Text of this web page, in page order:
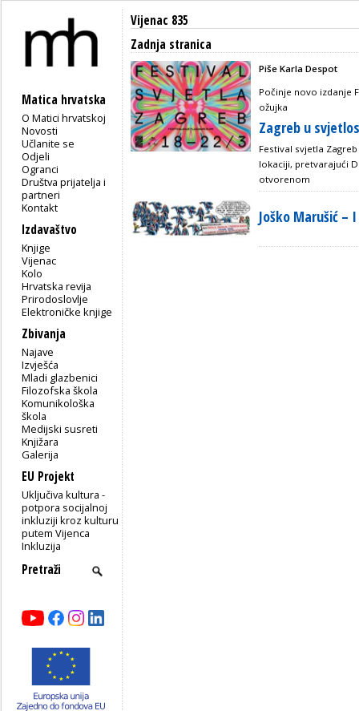
Matica hrvatska
O Matici hrvatskoj
Novosti
Učlanite se
Odjeli
Ogranci
Društva prijatelja i
partneri
Kontakt
Izdavaštvo
Knjige
Vijenac
Kolo
Hrvatska revija
Prirodoslovlje
Elektroničke knjige
Zbivanja
Najave
Izvješća
Mladi glazbenici
Filozofska škola
Komunikološka
škola
Medijski susreti
Knjižara
Galerija
EU Projekt
Uključiva kultura -
potpora socijalnoj
inkluziji kroz kulturu
putem Vijenca
Inkluzija
Vijenac 835
Zadnja stranica
Piše Karla Despot
Počinje novo izdanje
ožujka
Zagreb u
Festival svjetla
lokaciji, pretvarajući
otvorenom
Joško Marušić – I